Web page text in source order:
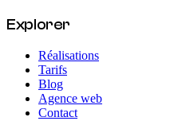
Explorer
Réalisations
Tarifs
Blog
Agence web
Contact